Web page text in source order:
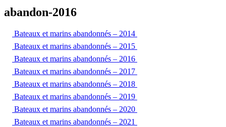
abandon-2016
Bateaux et marins abandonnés – 2014
Bateaux et marins abandonnés – 2015
Bateaux et marins abandonnés – 2016
Bateaux et marins abandonnés – 2017
Bateaux et marins abandonnés – 2018
Bateaux et marins abandonnés – 2019
Bateaux et marins abandonnés – 2020
Bateaux et marins abandonnés – 2021